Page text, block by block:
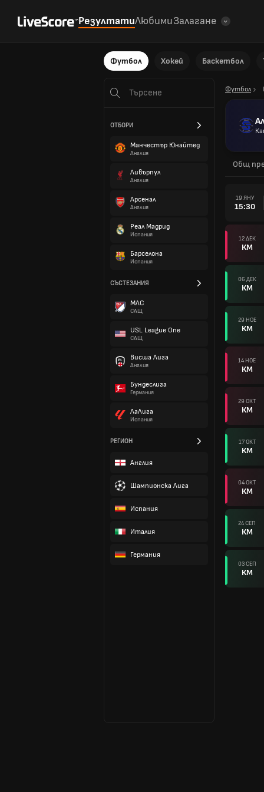
РезултатиЛюбимиЗалагане
Футбол Хокей Баскетбол
ОТБОРИ
Манчестър Юнайтед
Англия
Ливърпул
Англия
Арсенал
Англия
Реал Мадрид
Испания
Барселона
Испания
СЪСТЕЗАНИЯ
МЛС
САЩ
USL League One
САЩ
Висша Лига
Англия
Бундеслига
Германия
ЛаЛига
Испания
РЕГИОН
Англия
Шампионска Лига
Испания
Италия
Германия
Футбол
Общ
19 ЯНУ
15:30
12 ДЕК
КМ
06 ДЕК
КМ
29 НОЕ
КМ
14 НОЕ
КМ
29 ОКТ
КМ
17 ОКТ
КМ
04 ОКТ
КМ
24 СЕП
КМ
03 СЕП
КМ